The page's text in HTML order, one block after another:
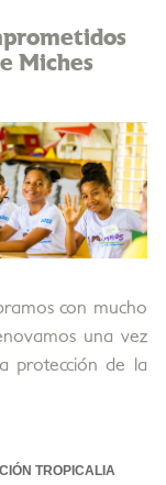
Miches
con mucho
una vez
protección de la
TROPICALIA